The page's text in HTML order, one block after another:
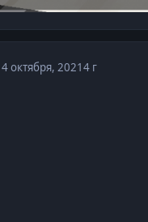
4 октября, 20214 г